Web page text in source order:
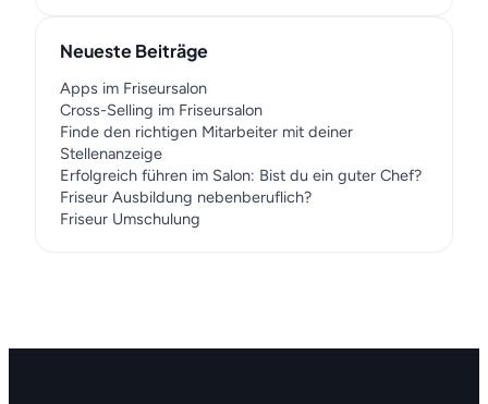
Neueste Beiträge
Apps im Friseursalon
Cross-Selling im Friseursalon
Finde den richtigen Mitarbeiter mit deiner
Stellenanzeige
Erfolgreich führen im Salon: Bist du ein guter Chef?
Friseur Ausbildung nebenberuflich?
Friseur Umschulung